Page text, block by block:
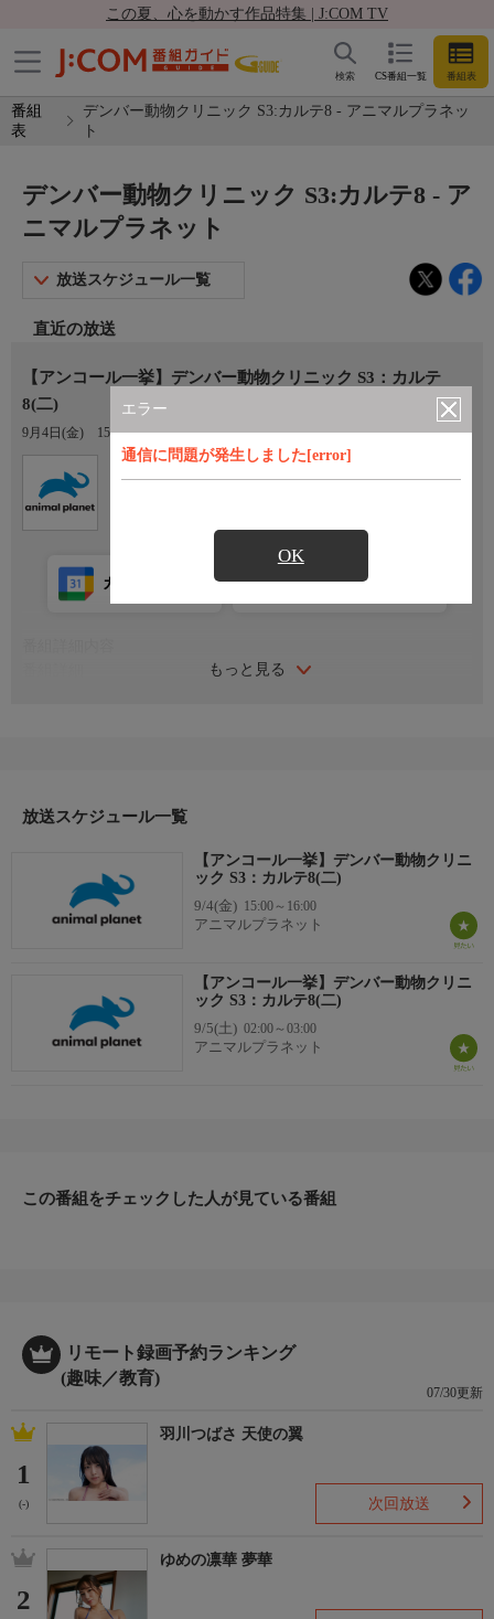
この夏、心を動かす作品特集 | J:COM TV
CS番組一覧 番組表
検索
番組
表
デンバー動物クリニック S3:カルテ8 - アニマルプラネッ
ト
エラー
通信に問題が発生しました[error]
OK
デンバー動物クリニック S3:カルテ8 - ア
ニマルプラネット
放送スケジュール一覧
直近の放送
【アンコール一挙】デンバー動物クリニック S3：カルテ
8(二)
9月4日(金) 15:00〜16:00
Ch.653
アニマルプラネット
もっと見る
カレンダー登録 アプリ視聴
ェレットは飼い主の元に戻ることができるのか。
放送スケジュール一覧
【アンコール一挙】デンバー動物クリニ
ック S3：カルテ8(二)
9/4(金) 15:00～16:00
アニマルプラネット
【アンコール一挙】デンバー動物クリニ
ック S3：カルテ8(二)
9/5(土) 02:00～03:00
アニマルプラネット
この番組をチェックした人が見ている番組
リモート録画予約ランキング
(趣味／教育)
07/30更新
1
(-)
羽川つばさ 天使の翼
次回放送
2
ゆめの凛華 夢華